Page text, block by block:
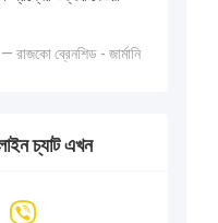
রাজকো ব্রেনশিড - জার্মানি
চ্যাট এখন